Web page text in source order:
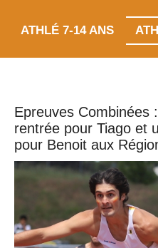
ATHLÉ 7-14 ANS
Epreuves Combinées
rentrée pour Tiago et
pour Benoit aux